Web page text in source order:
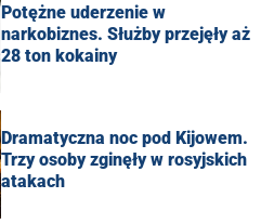
Potężne uderzenie w
narkobiznes. Służby przejęły aż
28 ton kokainy
Dramatyczna noc pod Kijowem.
Trzy osoby zginęły w rosyjskich
atakach